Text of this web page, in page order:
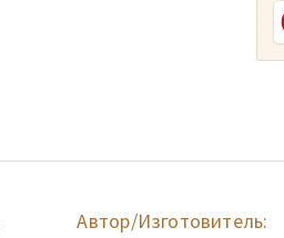
Автор/Изготовитель: